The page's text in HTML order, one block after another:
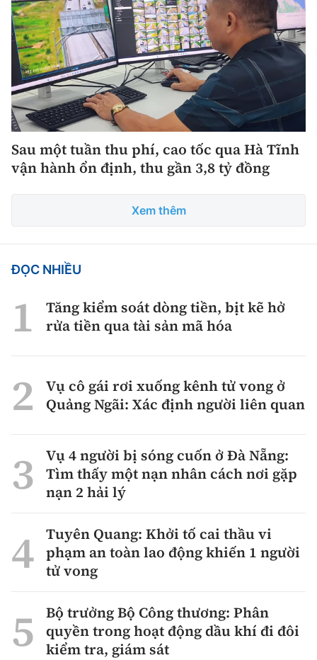
Sau một tuần thu phí, cao tốc qua Hà Tĩnh
vận hành ổn định, thu gần 3,8 tỷ đồng
Xem thêm
ĐỌC NHIỀU
Tăng kiểm soát dòng tiền, bịt kẽ hở
rửa tiền qua tài sản mã hóa
Vụ cô gái rơi xuống kênh tử vong ở
Quảng Ngãi: Xác định người liên quan
Vụ 4 người bị sóng cuốn ở Đà Nẵng:
Tìm thấy một nạn nhân cách nơi gặp
nạn 2 hải lý
Tuyên Quang: Khởi tố cai thầu vi
phạm an toàn lao động khiến 1 người
tử vong
Bộ trưởng Bộ Công thương: Phân
quyền trong hoạt động dầu khí đi đôi
kiểm tra, giám sát